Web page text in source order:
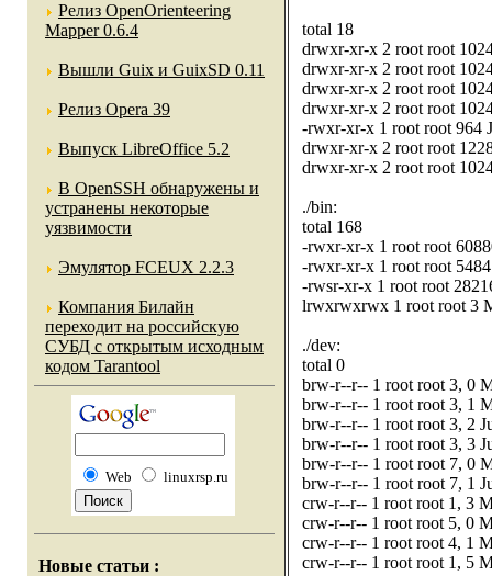
Релиз OpenOrienteering
Mapper 0.6.4
Вышли Guix и GuixSD 0.11
Релиз Opera 39
Выпуск LibreOffice 5.2
В OpenSSH обнаружены и
устранены некоторые
уязвимости
Эмулятор FCEUX 2.2.3
Компания Билайн
переходит на российскую
СУБД с открытым исходным
кодом Tarantool
Web linuxrsp.ru
Новые статьи :
total 18
drwxr-xr-x 2 root root
drwxr-xr-x 2 root root
drwxr-xr-x 2 root root
drwxr-xr-x 2 root root
-rwxr-xr-x 1 root root 964
drwxr-xr-x 2 root root
drwxr-xr-x 2 root root
./bin:
total 168
-rwxr-xr-x 1 root root
-rwxr-xr-x 1 root root
-rwsr-xr-x 1 root root
lrwxrwxrwx 1 root root 3
./dev:
total 0
brw-r--r-- 1 root root 3, 0
brw-r--r-- 1 root root 3, 1
brw-r--r-- 1 root root 3, 2
brw-r--r-- 1 root root 3, 3
brw-r--r-- 1 root root 7, 0
brw-r--r-- 1 root root 7, 1
crw-r--r-- 1 root root 1, 3
crw-r--r-- 1 root root 5, 0
crw-r--r-- 1 root root 4, 1
crw-r--r-- 1 root root 1, 5